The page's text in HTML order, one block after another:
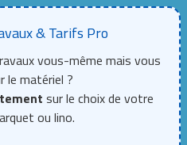
& Tarifs Pro
vous-même mais vous
le matériel ?
sur le choix de votre
ou lino.